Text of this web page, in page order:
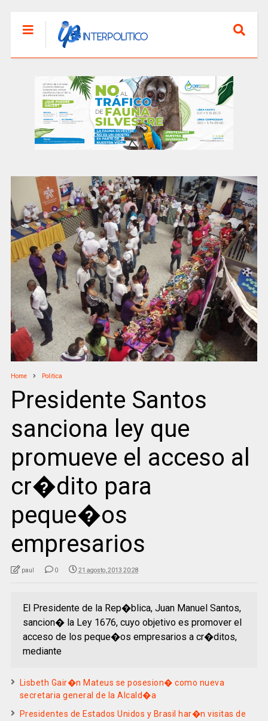
Home Politica
Presidente Santos
sanciona ley que
promueve el acceso al
cr�dito para
peque�os
empresarios
paul 0 21 agosto, 2013 20:28
El Presidente de la Rep�blica, Juan Manuel Santos,
sancion� la Ley 1676, cuyo objetivo es promover el
acceso de los peque�os empresarios a cr�ditos,
mediante
Lisbeth Gair�n Mateus se posesion� como nueva
secretaria general de la Alcald�a
Presidentes de Estados Unidos y Brasil har�n visitas de